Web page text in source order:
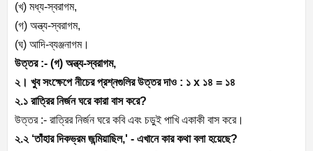
(খ) মধ্য-স্বরাগম,
(গ) অন্ত্য-স্বরাগম,
(ঘ) আদি-ব্যঞ্জনাগম।
উত্তর :- (গ) অন্ত্য-স্বরাগম,
২। খুব সংক্ষেপে নীচের প্রশ্নগুলির উত্তর দাও : ১ x ১৪ = ১৪
২.১ রাত্রির নির্জন ঘরে কারা বাস করে?
উত্তর :- রাত্রির নির্জন ঘরে কবি এবং চড়ুই পাখি একাকী বাস করে।
২.২ ‘তাঁহার দিকভ্রম জন্মিয়াছিল,' - এখানে কার কথা বলা হয়েছে?